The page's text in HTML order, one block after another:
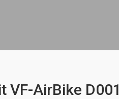
AirBike D001